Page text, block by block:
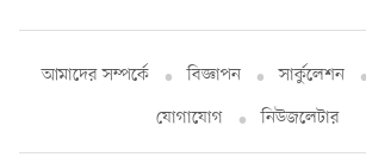
আমাদের সম্পর্কে বিজ্ঞাপন সার্কুলেশন
যোগাযোগ
নিউজলেটার